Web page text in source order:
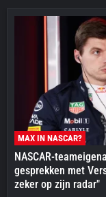
MAX IN NASCAR?
NASCAR-
gesprekken met
zeker op zijn radar"